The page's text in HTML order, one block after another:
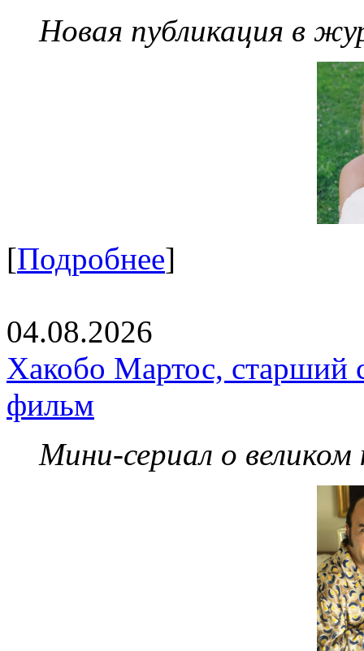
Новая публикация в
[Подробнее]
04.08.2026
Хакобо Мартос, старший
фильм
Мини-сериал о великом